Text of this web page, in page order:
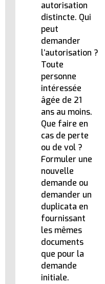
autorisation
distincte. Qui
peut
demander
l’autorisation ?
Toute
personne
intéressée
âgée de 21
ans au moins.
Que faire en
cas de perte
ou de vol ?
Formuler une
nouvelle
demande ou
demander un
duplicata en
fournissant
les mêmes
documents
que pour la
demande
initiale.
ACTUALITÉ
Clip de présentation
du site
« l’admnistration à
votre service »
10 février 2026